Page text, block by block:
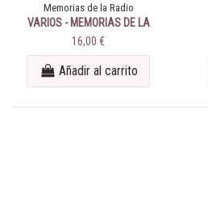
Memorias de la Radio
VARIOS - MEMORIAS DE LA
RADIO BOÎTE
16,00 €
Añadir al carrito